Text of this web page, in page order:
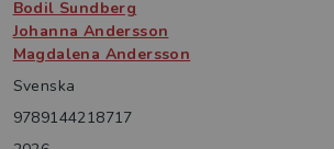
Bodil Sundberg
Johanna Andersson
Magdalena Andersson
Svenska
9789144218717